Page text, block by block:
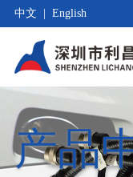
中文 English
产品